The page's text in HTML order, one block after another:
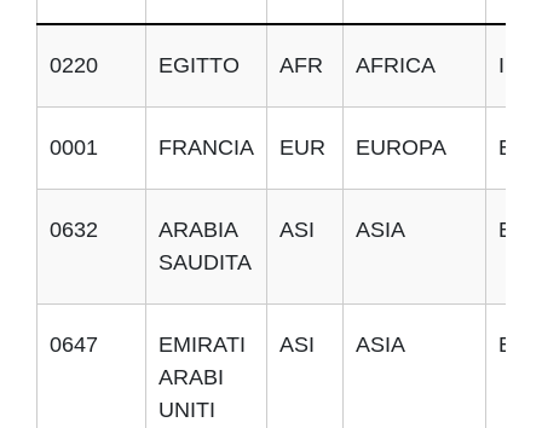
0220 EGITTO AFR AFRICA I
0001 FRANCIA EUR EUROPA E
0632
ARABIA
SAUDITA
ASI ASIA E
0647
EMIRATI
ARABI
UNITI
ASI ASIA E